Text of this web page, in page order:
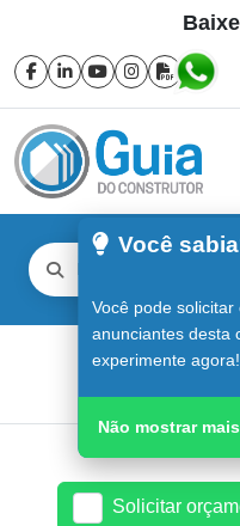
Tijolos
Guia do
Solicitar
Você
Você pode
anunciantes desta
experimente agora!
Não mostrar mais